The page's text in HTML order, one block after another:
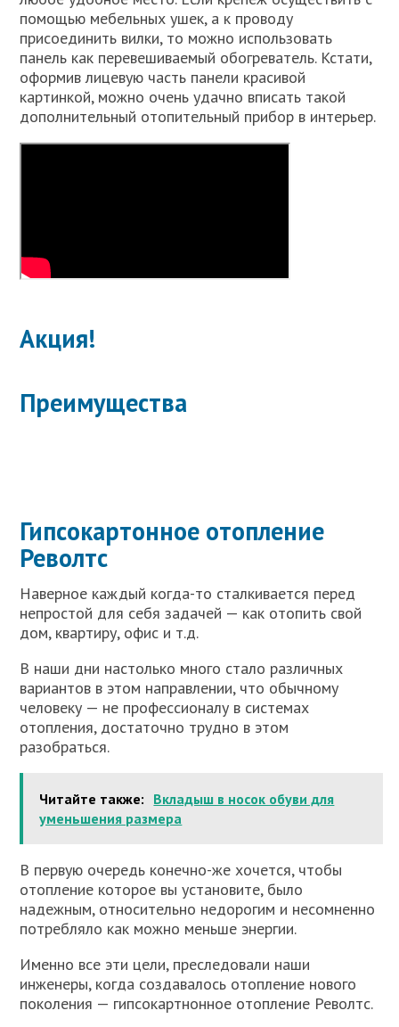
помощью мебельных ушек, а к проводу
присоединить вилки, то можно использовать
панель как перевешиваемый обогреватель. Кстати,
оформив лицевую часть панели красивой
картинкой, можно очень удачно вписать такой
дополнительный отопительный прибор в интерьер.
Акция!
Преимущества
Гипсокартонное отопление
Револтс
Наверное каждый когда-то сталкивается перед
непростой для себя задачей — как отопить свой
дом, квартиру, офис и т.д.
В наши дни настолько много стало различных
вариантов в этом направлении, что обычному
человеку — не профессионалу в системах
отопления, достаточно трудно в этом
разобраться.
Читайте также: Вкладыш в носок обуви для
уменьшения размера
В первую очередь конечно-же хочется, чтобы
отопление которое вы установите, было
надежным, относительно недорогим и несомненно
потребляло как можно меньше энергии.
Именно все эти цели, преследовали наши
инженеры, когда создавалось отопление нового
поколения — гипсокартнонное отопление Револтс.